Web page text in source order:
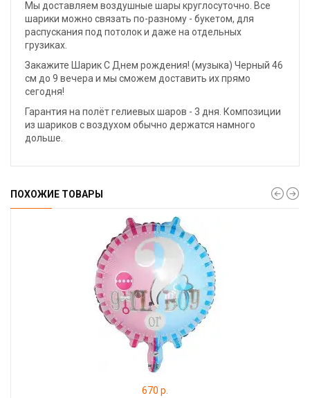
Мы доставляем воздушные шары круглосуточно. Все
шарики можно связать по-разному - букетом, для
распускания под потолок и даже на отдельных
грузиках.
Закажите Шарик С Днем рождения! (музыка) Черный 46
см до 9 вечера и мы сможем доставить их прямо
сегодня!
Гарантия на полёт гелиевых шаров - 3 дня. Композиции
из шариков с воздухом обычно держатся намного
дольше.
ПОХОЖИЕ ТОВАРЫ
670 р.